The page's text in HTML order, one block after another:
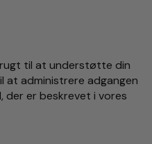
til at understøtte din
at administrere adgangen
der er beskrevet i vores